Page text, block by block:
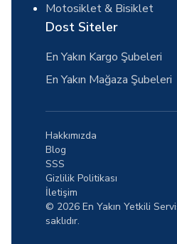
Motosiklet & Bisiklet
Dost Siteler
En Yakın Kargo Şubeleri
En Yakın Mağaza Şubeleri
© 2026 En Yakın Yetkili
saklıdır.
Hakkımızda
Blog
SSS
Gizlilik Politikası
İletişim